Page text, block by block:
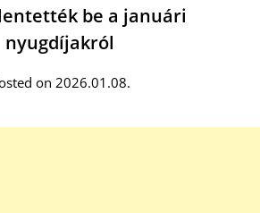
be a januári
nyugdíjakról
on 2026.01.08.